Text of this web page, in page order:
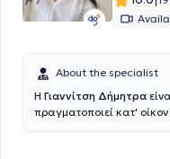
About the specialist
Η Γιαννίτση Δήμητρα
πραγματοποιεί κατ'